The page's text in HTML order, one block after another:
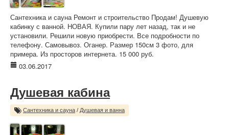
Сантехника и сауна Ремонт и строительство Продам! Душевую
кабинку с ванной. НОВАЯ. Купили пару лет назад, так и не
установили. Решили новую приобрести. Все подробности по
телефону. Самовывоз. Оганер. Размер 150см 3 фото, для
примера. Из просторов интернета. 15 000 руб.
03.06.2017
Душевая кабина
Сантехника и сауна / Душевая и ванна